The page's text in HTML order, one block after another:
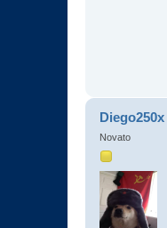
Diego250x
Novato